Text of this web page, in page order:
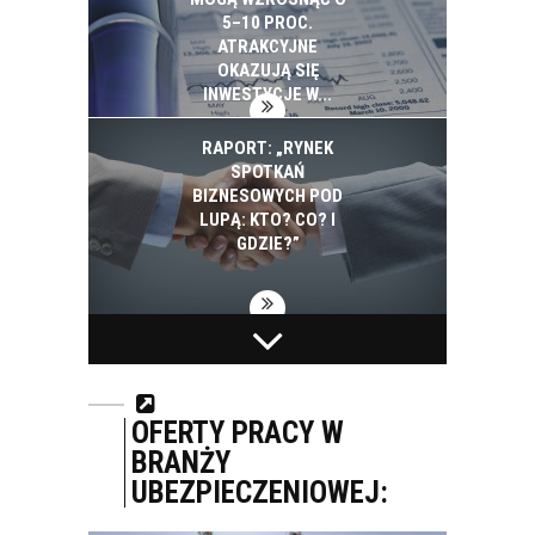
5–10 PROC.
ATRAKCYJNE
OKAZUJĄ SIĘ
INWESTYCJE W...
RAPORT: „RYNEK
SPOTKAŃ
BIZNESOWYCH POD
LUPĄ: KTO? CO? I
GDZIE?”
BIAŁYSTOK NA
PROJEKTY SMART
ZŁ. ZAPOWIADA
KOLEJNE
INWESTYCJE
PEPSICO INWESTUJE
W EKOLOGIĘ. W CIĄGU
ZUŻYCIE ENERGII I
WODY SPADŁO W
POLSKICH...
OFERTY PRACY W
BRANŻY
UBEZPIECZENIOWEJ: